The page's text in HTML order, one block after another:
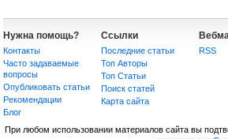
Нужна помощь?
Контакты
Часто задаваемые
вопросы
Опубликовать статьи
Рекомендации
Блог
Ссылки
Последние статьи
Топ Авторы
Топ Статьи
Поиск статей
Карта сайта
RSS
При любом использовании материалов сайта вы